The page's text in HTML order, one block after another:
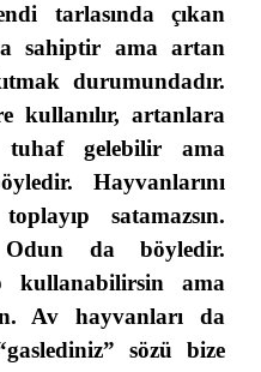
tarlasında çıkan
sahiptir ama artan
durumundadır.
kullanılır, artanlara
tuhaf gelebilir ama
Hayvanlarını
satamazsın.
da böyledir.
kullanabilirsin ama
Av hayvanları da
sözü bize